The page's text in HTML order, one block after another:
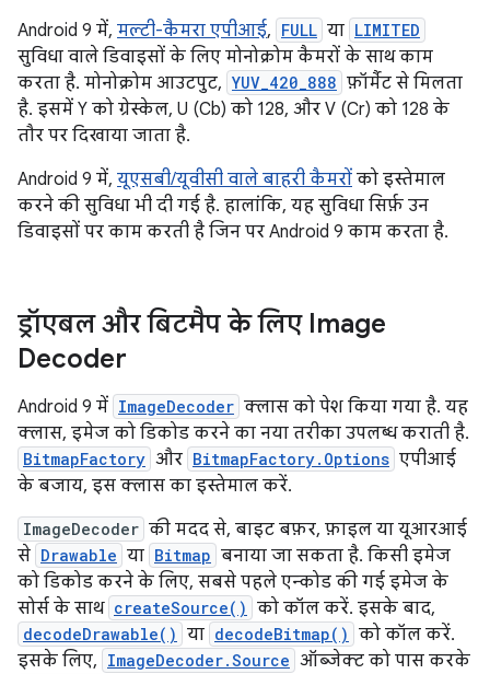
Android 9 में, मल्टी-कैमरा एपीआई, FULL या LIMITED
सुविधा वाले डिवाइसों के लिए मोनोक्रोम कैमरों के साथ काम
करता है. मोनोक्रोम आउटपुट, YUV_420_888 फ़ॉर्मैट से मिलता
है. इसमें Y को ग्रेस्केल, U (Cb) को 128, और V (Cr) को 128 के
तौर पर दिखाया जाता है.
Android 9 में, यूएसबी/यूवीसी वाले बाहरी कैमरों को इस्तेमाल
करने की सुविधा भी दी गई है. हालांकि, यह सुविधा सिर्फ़ उन
डिवाइसों पर काम करती है जिन पर Android 9 काम करता है.
ड्रॉएबल और बिटमैप के लिए Image
Decoder
Android 9 में ImageDecoder क्लास को पेश किया गया है. यह
क्लास, इमेज को डिकोड करने का नया तरीका उपलब्ध कराती है.
BitmapFactory और BitmapFactory.Options एपीआई
के बजाय, इस क्लास का इस्तेमाल करें.
ImageDecoder की मदद से, बाइट बफ़र, फ़ाइल या यूआरआई
से Drawable या Bitmap बनाया जा सकता है. किसी इमेज
को डिकोड करने के लिए, सबसे पहले एन्कोड की गई इमेज के
सोर्स के साथ createSource() को कॉल करें. इसके बाद,
decodeDrawable() या decodeBitmap() को कॉल करें.
इसके लिए, ImageDecoder.Source ऑब्जेक्ट को पास करके